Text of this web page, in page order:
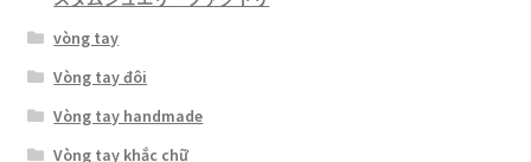
vòng tay
Vòng tay đôi
Vòng tay handmade
Vòng tay khắc chữ